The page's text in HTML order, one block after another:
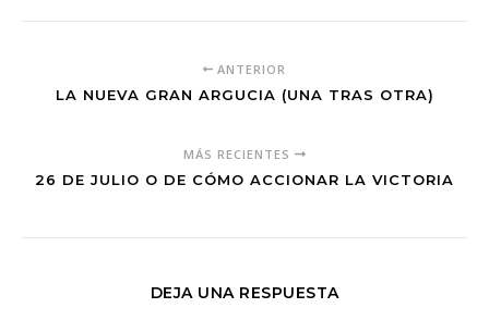
ANTERIOR
LA NUEVA GRAN ARGUCIA (UNA TRAS OTRA)
MÁS RECIENTES
26 DE JULIO O DE CÓMO ACCIONAR LA VICTORIA
DEJA UNA RESPUESTA